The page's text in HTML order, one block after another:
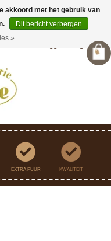
Registreren
EXTRA PUUR KWALITEIT
akkoord met het gebruik van
Dit bericht verbergen
»